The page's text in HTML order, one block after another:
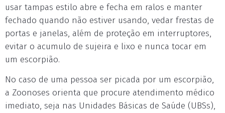
usar tampas estilo abre e fecha em ralos e manter
fechado quando não estiver usando, vedar frestas de
portas e janelas, além de proteção em interruptores,
evitar o acumulo de sujeira e lixo e nunca tocar em
um escorpião.
No caso de uma pessoa ser picada por um escorpião,
a Zoonoses orienta que procure atendimento médico
imediato, seja nas Unidades Básicas de Saúde (UBSs),